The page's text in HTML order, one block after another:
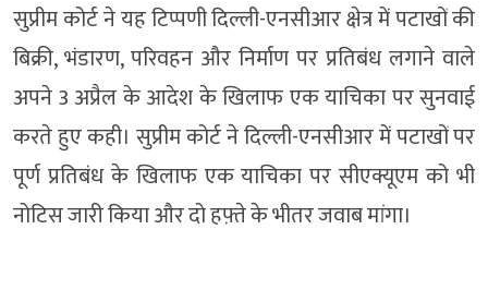
सुप्रीम कोर्ट ने यह टिप्पणी दिल्ली-एनसीआर क्षेत्र में पटाखों की
बिक्री, भंडारण, परिवहन और निर्माण पर प्रतिबंध लगाने वाले
अपने 3 अप्रैल के आदेश के खिलाफ एक याचिका पर सुनवाई
करते हुए कही। सुप्रीम कोर्ट ने दिल्ली-एनसीआर में पटाखों पर
पूर्ण प्रतिबंध के खिलाफ एक याचिका पर सीएक्यूएम को भी
नोटिस जारी किया और दो हफ़्ते के भीतर जवाब मांगा।